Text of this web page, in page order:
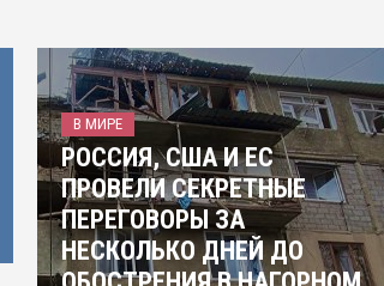
В МИРЕ
РОССИЯ, США И ЕС
ПРОВЕЛИ СЕКРЕТНЫЕ
ПЕРЕГОВОРЫ ЗА
НЕСКОЛЬКО ДНЕЙ ДО